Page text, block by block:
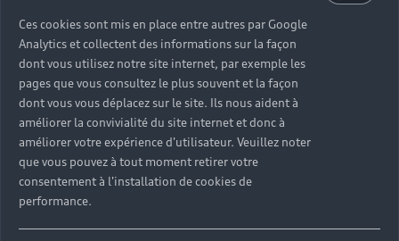
Benedikt Brunninger était déjà présent lors du
développement de la première Audi RS Q e-tron¹
et a également été responsable de sa deuxième
génération en tant que chef de projet technique.
¹Ce véhicule est le véhicule de course conçu pour
le rallye Dakar. Il n'est pas proposé à l'achat.
Ces cookies sont mis en place entre autres par Google
Analytics et collectent des informations sur la façon
dont vous utilisez notre site internet, par exemple les
pages que vous consultez le plus souvent et la façon
dont vous vous déplacez sur le site. Ils nous aident à
améliorer la convivialité du site internet et donc à
améliorer votre expérience d'utilisateur. Veuillez noter
que vous pouvez à tout moment retirer votre
consentement à l'installation de cookies de
performance.